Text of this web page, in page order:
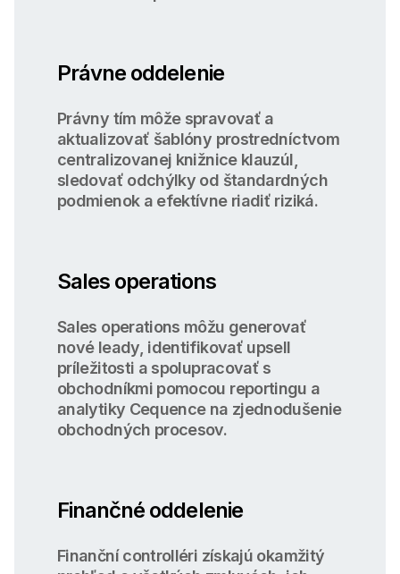
Právne oddelenie
Právny tím môže spravovať a
aktualizovať šablóny prostredníctvom
centralizovanej knižnice klauzúl,
sledovať odchýlky od štandardných
podmienok a efektívne riadiť riziká.
Sales operations
Sales operations môžu generovať
nové leady, identifikovať upsell
príležitosti a spolupracovať s
obchodníkmi pomocou reportingu a
analytiky Cequence na zjednodušenie
obchodných procesov.
Finančné oddelenie
Finanční controlléri získajú okamžitý